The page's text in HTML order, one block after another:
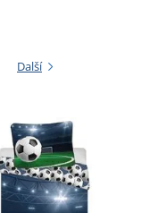
Další